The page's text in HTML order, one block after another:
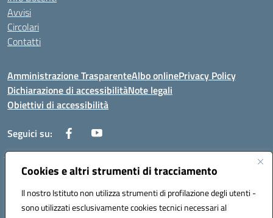
Cookies e altri strumenti di tracciamento
Il nostro Istituto non utilizza strumenti di profilazione degli utenti -
sono utilizzati esclusivamente cookies tecnici necessari al
Avvisi
Circolari
Contatti
Amministrazione TrasparenteAlbo onlinePrivacy Policy
Dichiarazione di accessibilitàNote legali
Obiettivi di accessibilità
Seguici su:
Corso Roma, 1 71100 FOGGIA (FG)
Codice meccanografico: FGPM03000E
Mail: FGPM03000E@istruzione.it - PEC: